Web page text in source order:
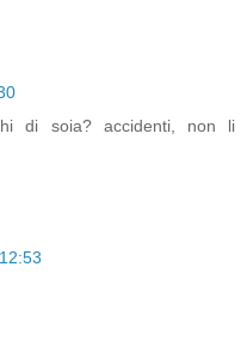
di soia? accidenti, non li